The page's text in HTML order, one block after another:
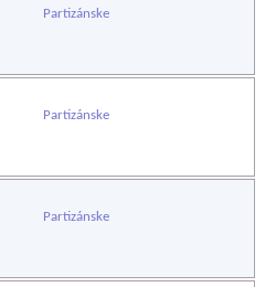
Partizánske
Partizánske
Partizánske